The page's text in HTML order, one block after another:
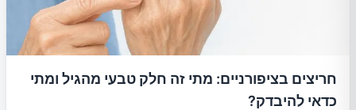
חריצים בציפורניים: מתי זה חלק טבעי מהגיל ומתי
כדאי להיבדק?